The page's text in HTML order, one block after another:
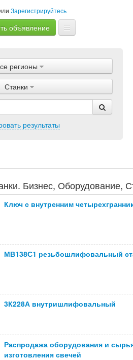
Зарегистрируйтесь
объявление
Магазины
Услуги
регионы
Станки
результаты
Бизнес, Оборудование,
Ключ с внутренним
МВ138С1 резьбошлифовальный
3К228А внутришлифовальный
Распродажа оборудования и
изготовления свечей